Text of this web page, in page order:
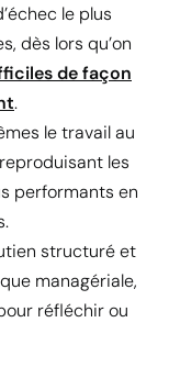
le plus
dès lors qu’on
de façon
.
le travail au
les
performants en
structuré et
managériale,
réfléchir ou